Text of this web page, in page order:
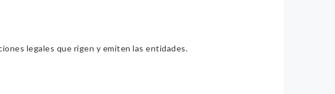
legales que rigen y emiten las entidades.